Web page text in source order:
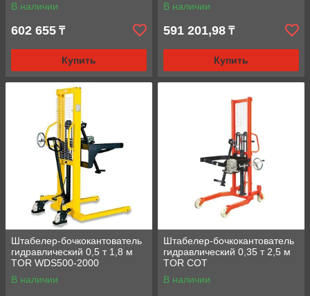
В наличии
602 655 ₸
Купить
В наличии
591 201,98 ₸
Купить
Штабелер-бочкокантователь
гидравлический 0,5 т 1,8 м
TOR WDS500-2000
В наличии
Штабелер-бочкокантователь
гидравлический 0,35 т 2,5 м
TOR COT
В наличии